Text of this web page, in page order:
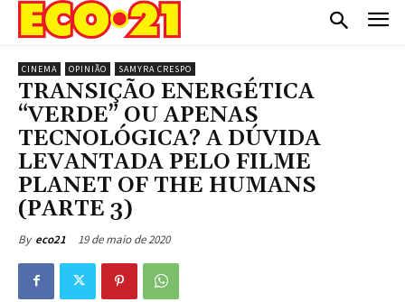
CINEMA OPINIÃO SAMYRA CRESPO
TRANSIÇÃO ENERGÉTICA
“VERDE” OU APENAS
TECNOLÓGICA? A DÚVIDA
LEVANTADA PELO FILME
PLANET OF THE HUMANS
(PARTE 3)
By eco21 19 de maio de 2020